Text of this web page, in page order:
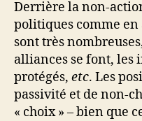
Derrière la non-
politiques comme en
sont très
alliances se font, les
protégés, etc. Les
passivité et de non-
« choix » – bien que